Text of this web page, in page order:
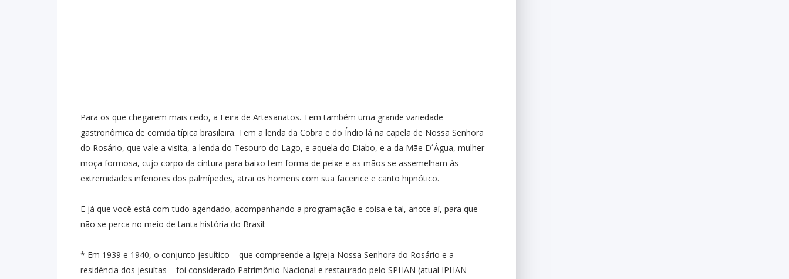
Para os que chegarem mais cedo, a Feira de Artesanatos. Tem também uma grande variedade
gastronômica de comida típica brasileira. Tem a lenda da Cobra e do Índio lá na capela de Nossa Senhora
do Rosário, que vale a visita, a lenda do Tesouro do Lago, e aquela do Diabo, e a da Mãe D´Água, mulher
moça formosa, cujo corpo da cintura para baixo tem forma de peixe e as mãos se assemelham às
extremidades inferiores dos palmípedes, atrai os homens com sua faceirice e canto hipnótico.
E já que você está com tudo agendado, acompanhando a programação e coisa e tal, anote aí, para que
não se perca no meio de tanta história do Brasil:
* Em 1939 e 1940, o conjunto jesuítico – que compreende a Igreja Nossa Senhora do Rosário e a
residência dos jesuítas – foi considerado Patrimônio Nacional e restaurado pelo SPHAN (atual IPHAN –